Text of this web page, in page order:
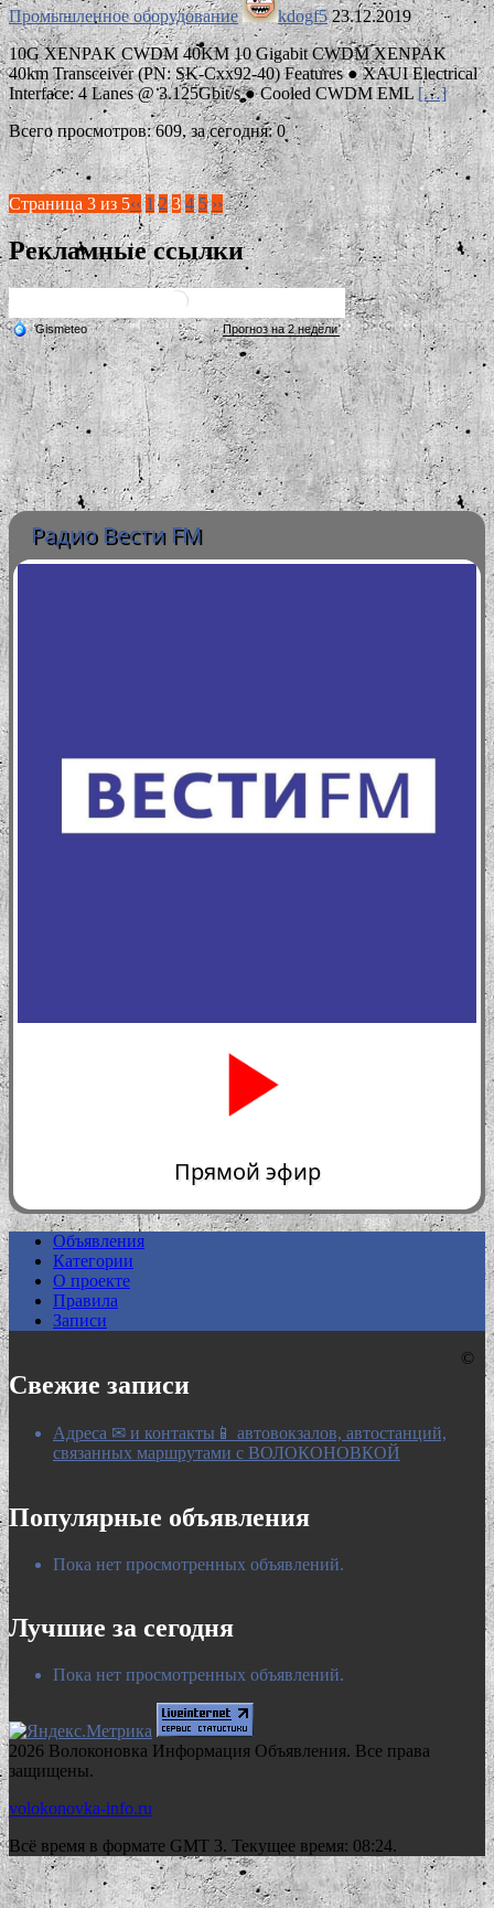
Промышленное оборудование kdogf5 23.12.2019
10G XENPAK CWDM 40KM 10 Gigabit CWDM XENPAK
40km Transceiver (PN: SK-Cxx92-40) Features ● XAUI Electrical
Interface: 4 Lanes @ 3.125Gbit/s ● Cooled CWDM EML[…]
Всего просмотров: 609, за сегодня: 0
Страница 3 из 5‹‹ 1 2 3 4 5 ››
Рекламные ссылки
Радио Вести FM
0:00
Прямой эфир
Объявления
Категории
О проекте
Правила
Записи
Свежие записи
Адреса ✉ и контакты📱 автовокзалов, автостанций,
связанных маршрутами с ВОЛОКОНОВКОЙ
Популярные объявления
Пока нет просмотренных объявлений.
Лучшие за сегодня
Пока нет просмотренных объявлений.
©
2026 Волоконовка Информация Объявления. Все права
защищены.
volokonovka-info.ru
Всё время в формате GMT 3. Текущее время: 08:24.